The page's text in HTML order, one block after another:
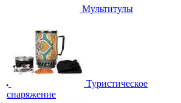
Мультитулы
Туристическое
снаряжение